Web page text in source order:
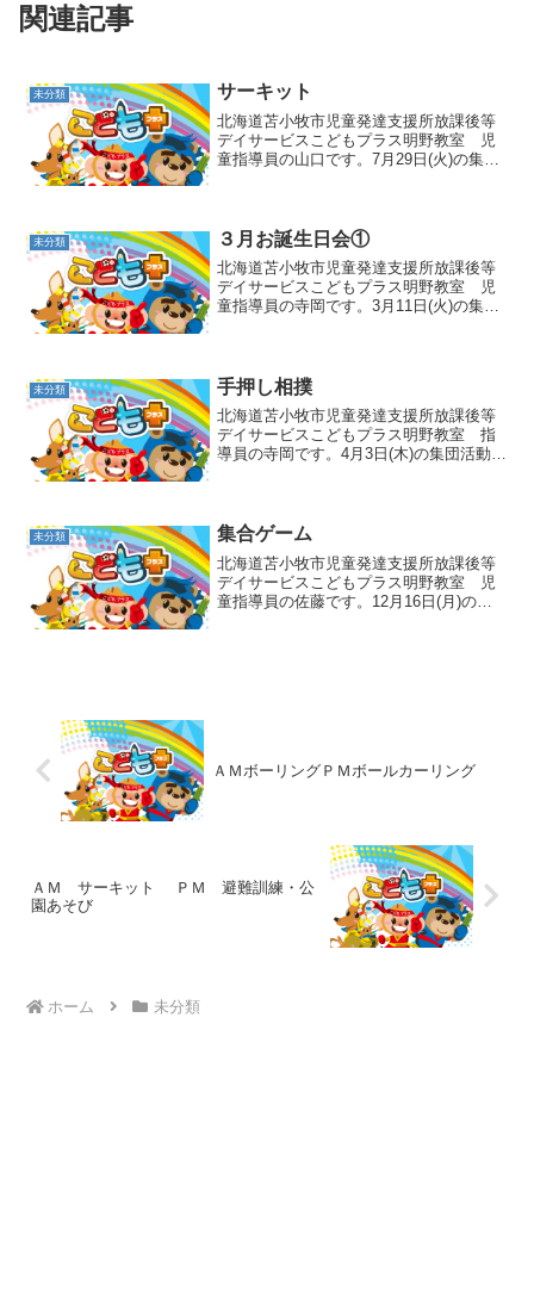
関連記事
未分類 サーキット
北海道苫小牧市児童発達支援所放課後等
デイサービスこどもプラス明野教室 児
童指導員の山口です。7月29日(火)の集団
バラバラ...
未分類 ３月お誕生日会①
北海道苫小牧市児童発達支援所放課後等
デイサービスこどもプラス明野教室 児
童指導員の寺岡です。3月11日(火)の集団
先生が読みました📚...
未分類 手押し相撲
北海道苫小牧市児童発達支援所放課後等
デイサービスこどもプラス明野教室 指
導員の寺岡です。4月3日(木)の集団活動は
お友達は、いけ～！...
未分類 集合ゲーム
北海道苫小牧市児童発達支援所放課後等
デイサービスこどもプラス明野教室 児
童指導員の佐藤です。12月16日(月)の集
ＡＭボーリングＰＭボールカーリング
ＡＭ サーキット ＰＭ 避難訓練・公
園あそび
ホーム 未分類